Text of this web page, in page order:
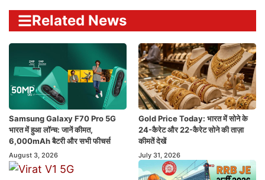
Related News
Samsung Galaxy F70 Pro 5G
भारत में हुआ लॉन्च: जानें कीमत,
6,000mAh बैटरी और सभी फीचर्स
August 3, 2026
Gold Price Today: भारत में सोने के
24-कैरेट और 22-कैरेट सोने की ताज़ा
कीमतें देखें
July 31, 2026